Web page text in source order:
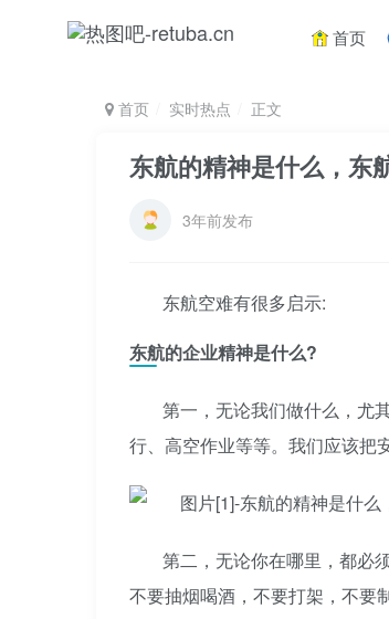
首页
首页 实时热点 正文
东航的精神是什么，东
3年前发布
东航空难有很多启示:
东航的企业精神是什么?
第一，无论我们做什么，尤
行、高空作业等等。我们应该把
第二，无论你在哪里，都必
不要抽烟喝酒，不要打架，不要